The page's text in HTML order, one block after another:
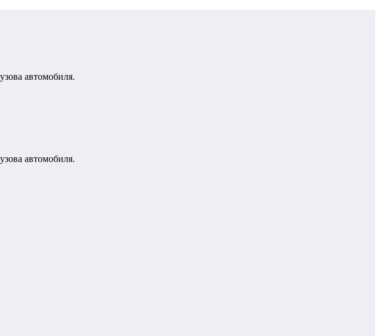
автомобиля.
автомобиля.